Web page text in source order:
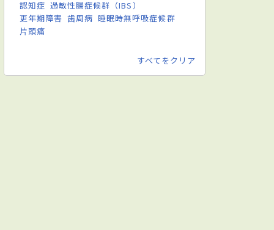
認知症 過敏性腸症候群（IBS）
更年期障害 歯周病 睡眠時無呼吸症候群
片頭痛
すべてをクリア